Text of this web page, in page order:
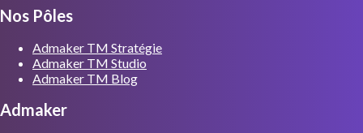
Nos Pôles
Admaker TM Stratégie
Admaker TM Studio
Admaker TM Blog
Admaker